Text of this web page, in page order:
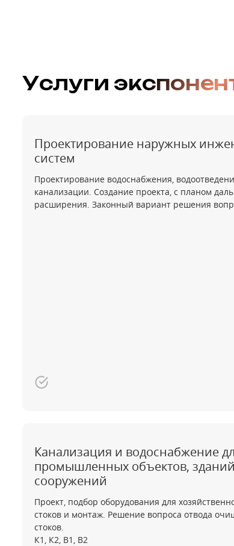
Услуги
Проектирование наружных
систем
Проектирование водоснабжения,
канализации. Создание проекта, с планом
расширения. Законный вариант решения
Канализация и водоснабжение
промышленных объектов,
сооружений
Проект, подбор оборудования для
стоков и монтаж. Решение вопроса отвода
стоков.
К1, К2, В1, В2